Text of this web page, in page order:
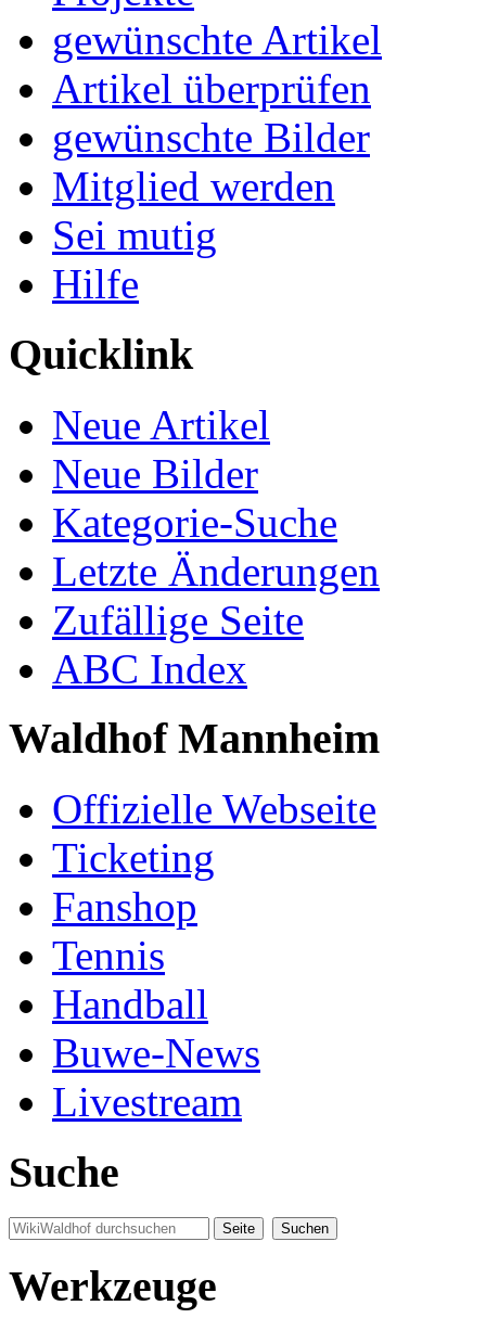
gewünschte Artikel
Artikel überprüfen
gewünschte Bilder
Mitglied werden
Sei mutig
Hilfe
Quicklink
Neue Artikel
Neue Bilder
Kategorie-Suche
Letzte Änderungen
Zufällige Seite
ABC Index
Waldhof Mannheim
Offizielle Webseite
Ticketing
Fanshop
Tennis
Handball
Buwe-News
Livestream
Suche
Werkzeuge